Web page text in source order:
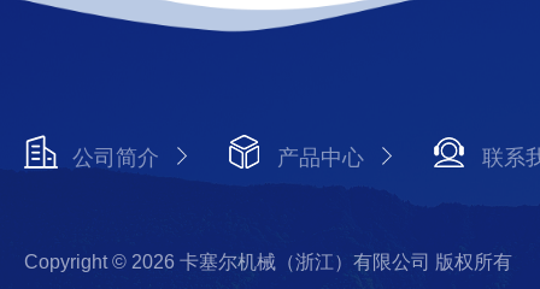
公司简介 产品中心 联系
Copyright © 2026 卡塞尔机械（浙江）有限公司 版权所有